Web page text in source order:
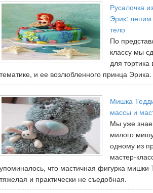
Русалочка
Эрик: лепим
тело
По
классу мы
для тортика
тематике, и ее возлюбленного принца Эрика.
Мишка
массы и
Мы уже
милого
одному из
мастер-
упоминалось, что мастичная фигурка мишки
тяжелая и практически не съедобная.